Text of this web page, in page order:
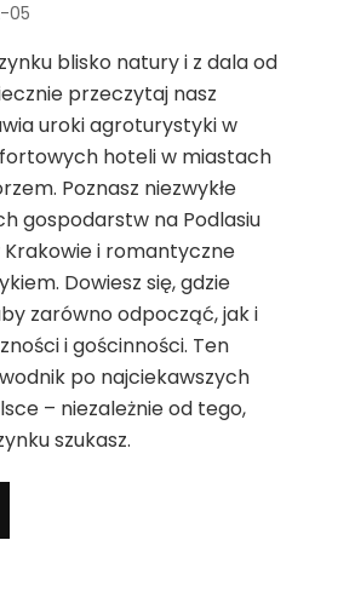
05
blisko natury i z dala od
przeczytaj nasz
uroki agroturystyki w
hoteli w miastach
Poznasz niezwykłe
gospodarstw na Podlasiu
i romantyczne
Dowiesz się, gdzie
zarówno odpocząć, jak i
i gościnności. Ten
po najciekawszych
– niezależnie od tego,
szukasz.